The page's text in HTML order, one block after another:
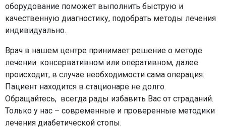
оборудование поможет выполнить быструю и
качественную диагностику, подобрать методы лечения
индивидуально.
Врач в нашем центре принимает решение о методе
лечении: консервативном или оперативном, далее
происходит, в случае необходимости сама операция.
Пациент находится в стационаре не долго.
Обращайтесь, всегда рады избавить Вас от страданий.
Только у нас – современные и проверенные методики
лечения диабетической стопы.